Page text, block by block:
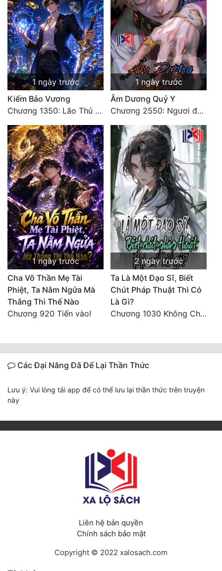
Sát Phạt Quyết Đoán
Vô Sỉ
Điềm Đạm
1 ngày trước
Kiếm Bảo Vương
Chương 1350: Lão Thủ (4/5)
1 ngày trước
Âm Dương Quỷ Y
Chương 2550: Ngươi đoán xem
1 ngày trước
Cha Võ Thần Mẹ Tài
Phiệt, Ta Nằm Ngửa Mà
Thắng Thì Thế Nào
Chương 920 Tiến vào!
2 ngày trước
Ta Là Một Đạo Sĩ, Biết
Chút Pháp Thuật Thì Có
Là Gì?
Chương 1030 Không Chi Hoàng Nguyên Đại Hư
Các Đại Năng Đã Để Lại Thần Thức
Lưu ý: Vui lòng tải app để có thể lưu lại thần thức trên truyện
này
Liên hệ bản quyền
Chính sách bảo mật
Copyright © 2022 xalosach.com